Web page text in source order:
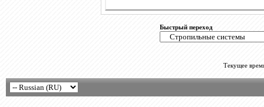
Быстрый переход
Текущее